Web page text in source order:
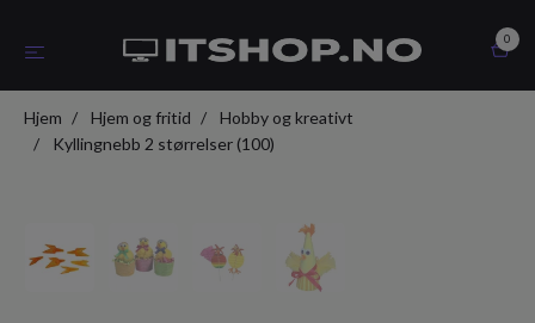
0
Hjem Hjem og fritid
Hobby og kreativt
Kyllingnebb 2 størrelser (100)